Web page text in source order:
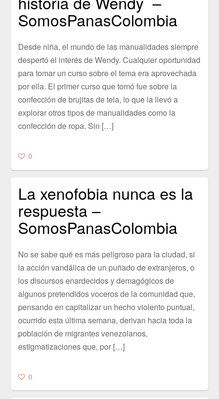
SomosPanasColombia
Desde niña, el mundo de las manualidades siempre
despertó el interés de Wendy. Cualquier oportunidad
para tomar un curso sobre el tema era aprovechada
por ella. El primer curso que tomó fue sobre la
confección de brujitas de tela, lo que la llevó a
explorar otros tipos de manualidades como la
confección de ropa. Sin […]
0
La xenofobia nunca es la
respuesta –
SomosPanasColombia
No se sabe qué es más peligroso para la ciudad, si
la acción vandálica de un puñado de extranjeros, o
los discursos enardecidos y demagógicos de
algunos pretendidos voceros de la comunidad que,
pensando en capitalizar un hecho violento puntual,
ocurrido esta última semana, derivan hacia toda la
población de migrantes venezolanos,
estigmatizaciones que, por […]
0